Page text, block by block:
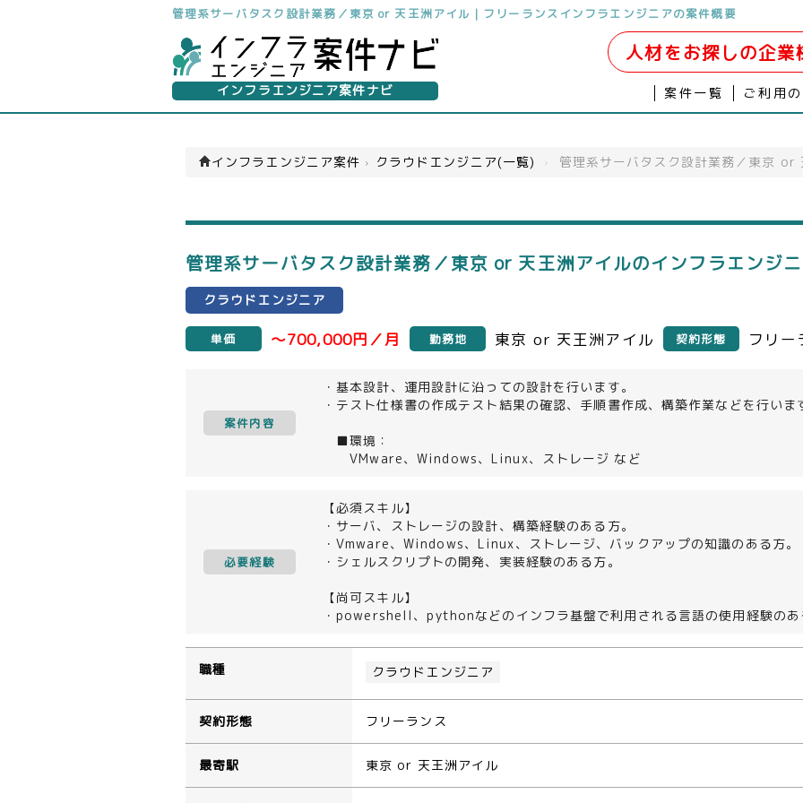
管理系サーバタスク設計業務／東京 or 天王洲アイル｜フリーランスインフラエンジニアの案件概要
インフラエンジニア案件ナビ
人材をお探しの企業
案件一覧 ご利用
インフラエンジニア案件 › クラウドエンジニア(一覧) › 管理系サーバタスク設計業務／東京 or
管理系サーバタスク設計業務／東京 or 天王洲アイルのインフラエンジ
クラウドエンジニア
単価 ～700,000円／月 勤務地 東京 or 天王洲アイル 契約形態 フリー
案件内容
・基本設計、運用設計に沿っての設計を行います。
・テスト仕様書の作成テスト結果の確認、手順書作成、構築作業などを行いま
■環境：
VMware、Windows、Linux、ストレージ など
必要経験
【必須スキル】
・サーバ、ストレージの設計、構築経験のある方。
・Vmware、Windows、Linux、ストレージ、バックアップの知識のある方。
・シェルスクリプトの開発、実装経験のある方。
【尚可スキル】
・powershell、pythonなどのインフラ基盤で利用される言語の使用経験のあ
職種 クラウドエンジニア
契約形態 フリーランス
最寄駅 東京 or 天王洲アイル